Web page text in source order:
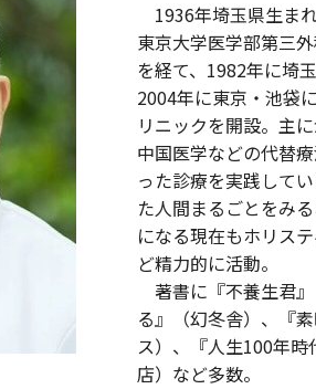
1936年埼玉県生まれ
東京大学医学部第三
を経て、 1982年に埼
2004年に東京・池袋
リニックを開設。主
中国医学などの代替
った診療を実践して
た人間まるごとをみ
になる現在もホリス
ど精力的に活動。
著書に『不養生君
る』（幻冬舎）、『素
ス）、『人生100年時
店）など多数。